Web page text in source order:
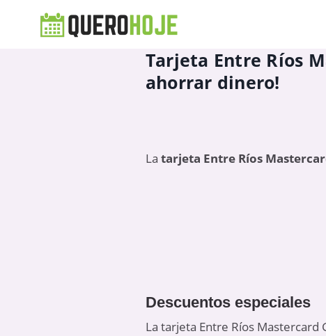
Tarjeta Entre Ríos
ahorrar dinero!
La tarjeta Entre Ríos
Descuentos especiales
La tarjeta Entre Ríos Mastercard